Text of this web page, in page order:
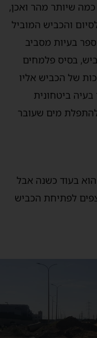
שיותר מהר ואכן,
והכביש המוביל
בעיות מסביב
בסיס פלמחים
של הכביש אליו
ביטחונית
מים שעובר
בעוד כשנה אבל
לפתיחת הכביש